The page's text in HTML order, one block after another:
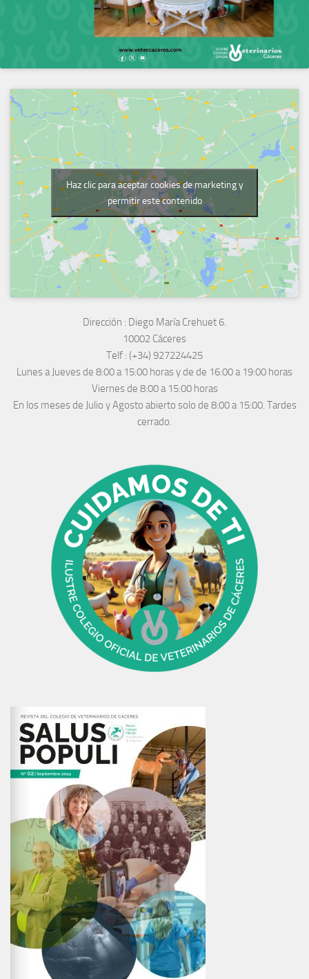
Haz clic para aceptar cookies de marketing y
permitir este contenido
Dirección : Diego María Crehuet 6.
10002 Cáceres
Telf : (+34) 927224425
Lunes a Jueves de 8:00 a 15:00 horas y de de 16:00 a 19:00 horas
Viernes de 8:00 a 15:00 horas
En los meses de Julio y Agosto abierto solo de 8:00 a 15:00. Tardes
cerrado.